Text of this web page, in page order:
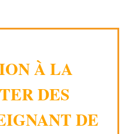
À LA
DES
DE